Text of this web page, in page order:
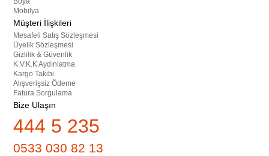
Mobilya
Müşteri İlişkileri
Mesafeli Satış Sözleşmesi
Üyelik Sözleşmesi
Gizlilik & Güvenlik
K.V.K.K Aydınlatma
Kargo Takibi
Alışverişsiz Ödeme
Fatura Sorgulama
Bize Ulaşın
444 5 235
0533 030 82 13